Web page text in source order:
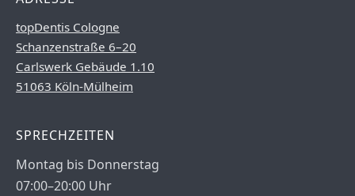
topDentis Cologne
Schanzenstraße 6–20
Carlswerk Gebäude 1.10
51063 Köln-Mülheim
SPRECHZEITEN
Montag bis Donnerstag
07:00–20:00 Uhr